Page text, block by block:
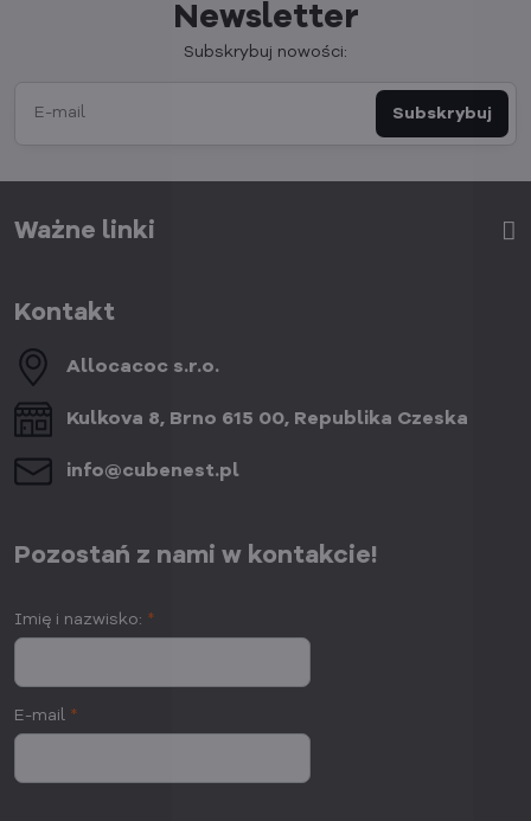
Newsletter
Subskrybuj nowości:
Subskrybuj
Ważne linki
Kontakt
Allocacoc s​.r​.o​.
Kulkova 8, Brno 615 00, Republika Czeska
info​@cubenest​.pl
Pozostań z nami w kontakcie!
Imię i nazwisko: *
E-mail *